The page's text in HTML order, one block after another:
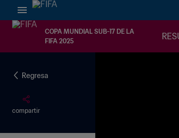
COPA MUNDIAL SUB-17 DE LA
FIFA 2025
Regresa
compartir